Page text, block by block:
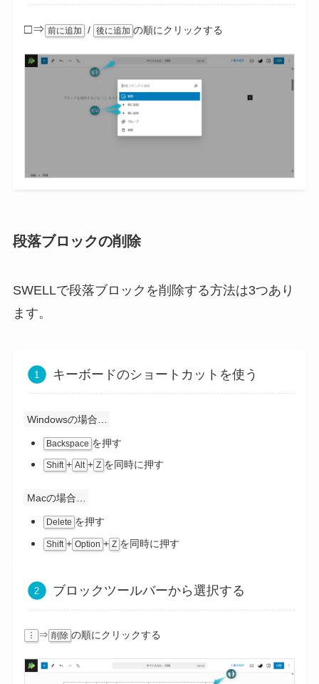
□⇒ 前に追加 / 後に追加 の順にクリックする
段落ブロックの削除
SWELLで段落ブロックを削除する方法は3つあり
ます。
キーボードのショートカットを使う
Windowsの場合…
Backspace を押す
Shift + Alt + Z を同時に押す
Macの場合…
Delete を押す
Shift + Option + Z を同時に押す
ブロックツールバーから選択する
︙ ⇒ 削除 の順にクリックする